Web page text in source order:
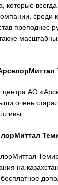
которые
среди
преподнес
АО
очень
на